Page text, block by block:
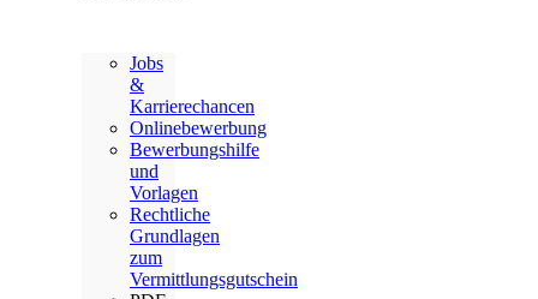
Jobs
&
Karrierechancen
Onlinebewerbung
Bewerbungshilfe
und
Vorlagen
Rechtliche
Grundlagen
zum
Vermittlungsgutschein